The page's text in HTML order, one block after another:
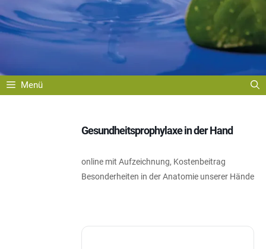
Menü
Gesundheitsprophylaxe in der Hand
online mit Aufzeichnung, Kostenbeitrag
Besonderheiten in der Anatomie unserer Hände